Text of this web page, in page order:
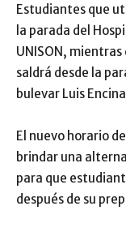
Estudiantes que
la parada del
UNISON,
saldrá desde la
bulevar Luis
El nuevo horario
brindar una
para que
después de su